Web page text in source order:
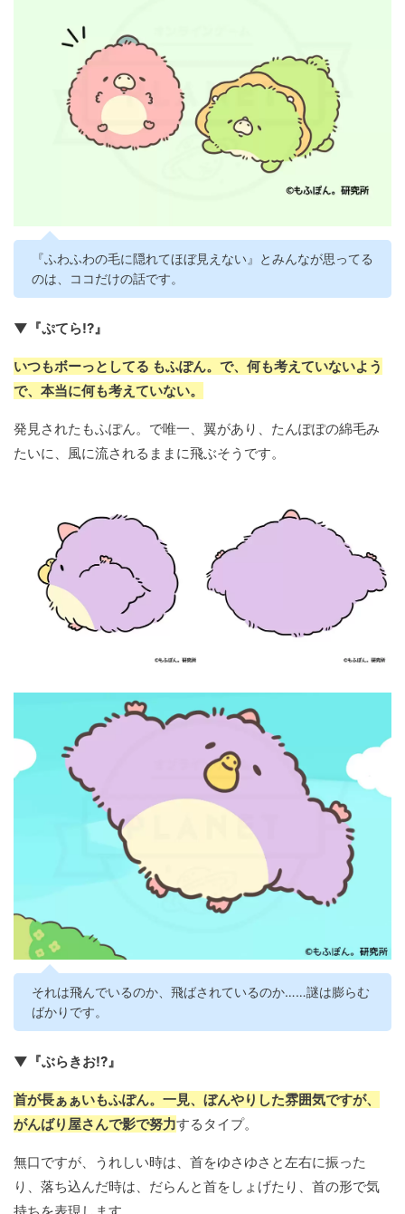
『ふわふわの毛に隠れてほぼ見えない』とみんなが思ってる
のは、ココだけの話です。
▼『ぷてら!?』
いつもボーっとしてる もふぽん。で、何も考えていないよう
で、本当に何も考えていない。
発見されたもふぽん。で唯一、翼があり、たんぽぽの綿毛み
たいに、風に流されるままに飛ぶそうです。
それは飛んでいるのか、飛ばされているのか……謎は膨らむ
ばかりです。
▼『ぶらきお!?』
首が長ぁぁいもふぽん。一見、ぼんやりした雰囲気ですが、
がんばり屋さんで影で努力するタイプ。
無口ですが、うれしい時は、首をゆさゆさと左右に振った
り、落ち込んだ時は、だらんと首をしょげたり、首の形で気